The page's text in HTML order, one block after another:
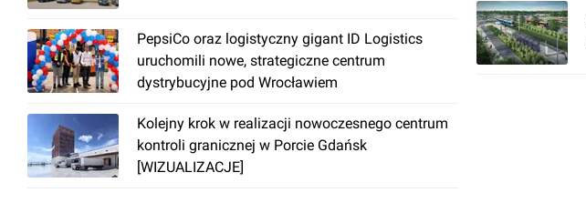
PepsiCo oraz logistyczny gigant ID Logistics
uruchomili nowe, strategiczne centrum
dystrybucyjne pod Wrocławiem
Kolejny krok w realizacji nowoczesnego centrum
kontroli granicznej w Porcie Gdańsk
[WIZUALIZACJE]